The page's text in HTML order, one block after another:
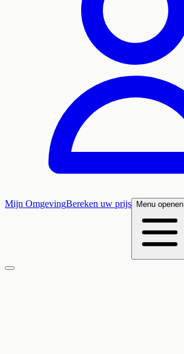
Mijn OmgevingBereken uw prijs Menu openen